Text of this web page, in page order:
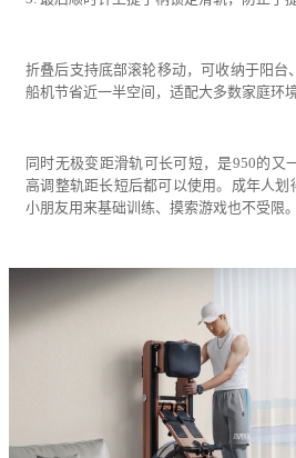
折叠后支持底部滚轮移动，可收纳于阳
船机节省近一半空间，适配大多数家庭环境
同时无极变距滑轨可长可短，是950的又
高调整轨距长短后都可以使用。成年人
小朋友用来基础训练、摸索游戏也不受限。